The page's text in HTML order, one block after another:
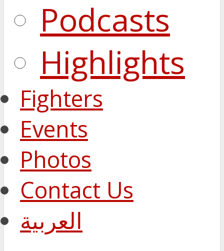
Podcasts
Highlights
Fighters
Events
Photos
Contact Us
العربية